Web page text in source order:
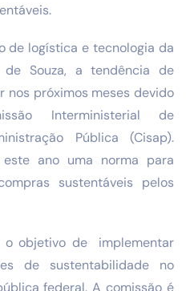
de logística e tecnologia da
de Souza, a tendência de
nos próximos meses devido
Interministerial de
Pública (Cisap).
este ano uma norma para
sustentáveis pelos
o objetivo de implementar
de sustentabilidade no